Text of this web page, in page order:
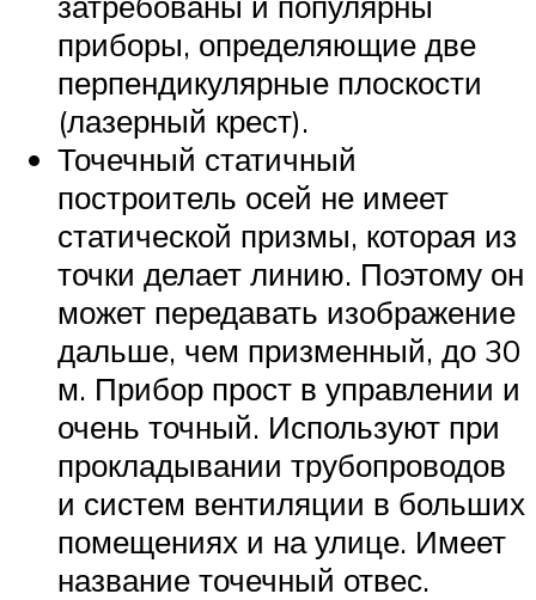
приборы, определяющие две
перпендикулярные плоскости
(лазерный крест).
Точечный статичный
построитель осей не имеет
статической призмы, которая из
точки делает линию. Поэтому он
может передавать изображение
дальше, чем призменный, до 30
м. Прибор прост в управлении и
очень точный. Используют при
прокладывании трубопроводов
и систем вентиляции в больших
помещениях и на улице. Имеет
название точечный отвес.